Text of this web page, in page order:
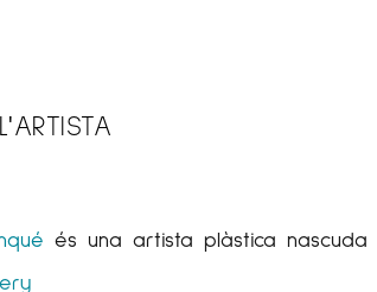
és una artista plàstica nascuda